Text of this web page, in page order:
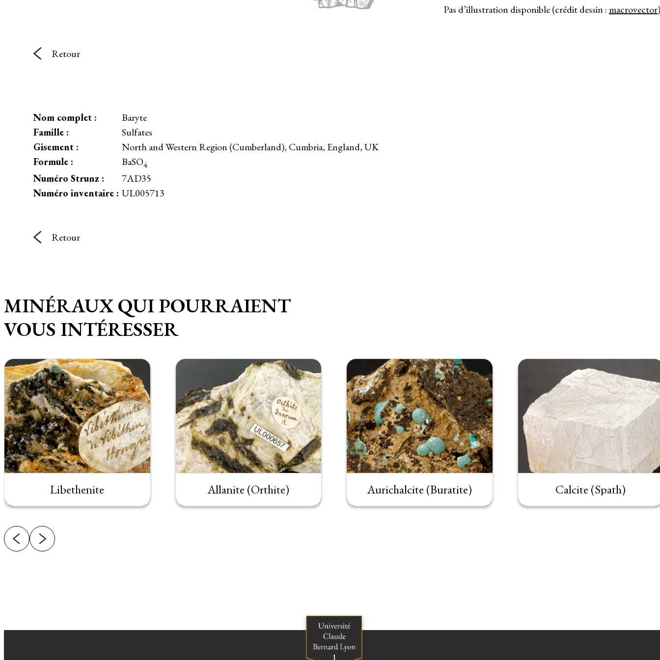
Pas d’illustration disponible (crédit dessin :macrovector)
Retour
Nom complet :
Baryte
Famille :
Sulfates
Gisement :
North and Western Region (Cumberland), Cumbria, England, UK
Formule :
BaSO4
Numéro Strunz :
7AD35
Numéro inventaire : UL005713
Retour
MINÉRAUX QUI POURRAIENT
VOUS INTÉRESSER
Libethenite Allanite (Orthite) Aurichalcite (Buratite) Calcite (Spath)